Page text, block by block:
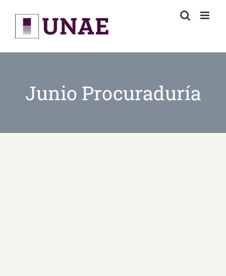
content
Junio Procuraduría